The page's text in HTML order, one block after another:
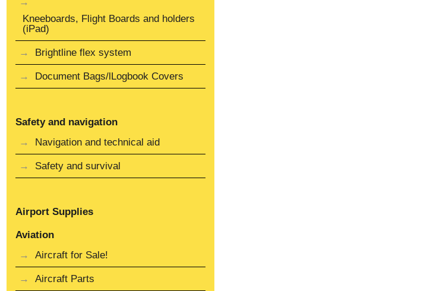
Kneeboards, Flight Boards and holders
(iPad)
Brightline flex system
Document Bags/lLogbook Covers
Safety and navigation
Navigation and technical aid
Safety and survival
Airport Supplies
Aviation
Aircraft for Sale!
Aircraft Parts